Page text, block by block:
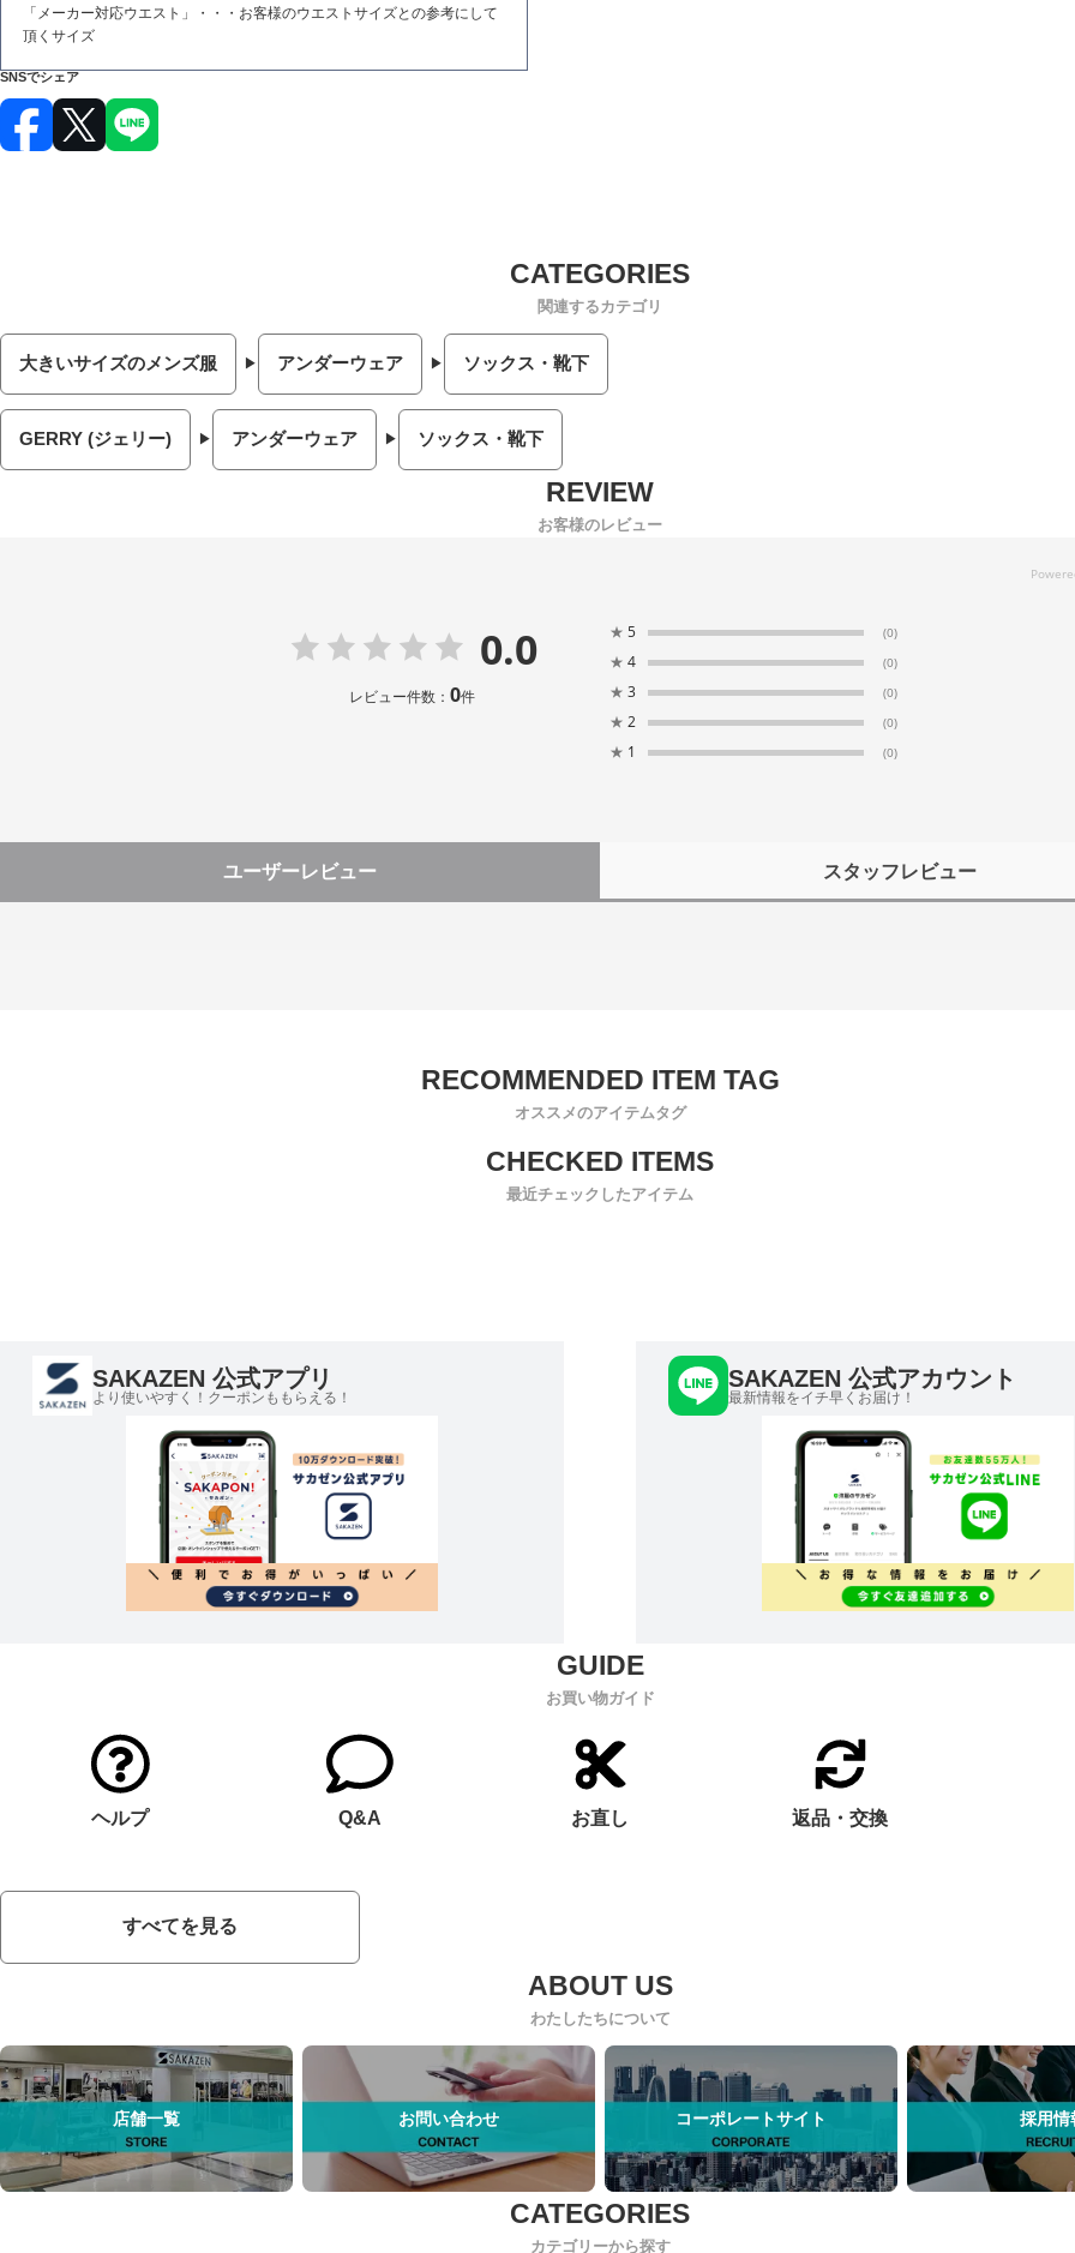
「メーカー対応ウエスト」・・・お客様のウエストサイズとの参考にして
頂くサイズ
SNSでシェア
関連するカテゴリ
大きいサイズのメンズ服 アンダーウェア ソックス・靴下
GERRY (ジェリー) アンダーウェア ソックス・靴下
お客様のレビュー
0.0
レビュー件数： 0件
★ 5 (0)
★ 4 (0)
★ 3 (0)
★ 2 (0)
★ 1 (0)
ユーザーレビュー スタッフレビュー
オススメのアイテムタグ
最近チェックしたアイテム
SAKAZEN 公式アプリ
より使いやすく！クーポンももらえる！
SAKAZEN 公式アカウント
最新情報をイチ早くお届け！
お買い物ガイド
ヘルプ Q&A お直し 返品・交換
すべてを見る
わたしたちについて
店舗一覧 お問い合わせ コーポレートサイト 採用情
カテゴリーから探す